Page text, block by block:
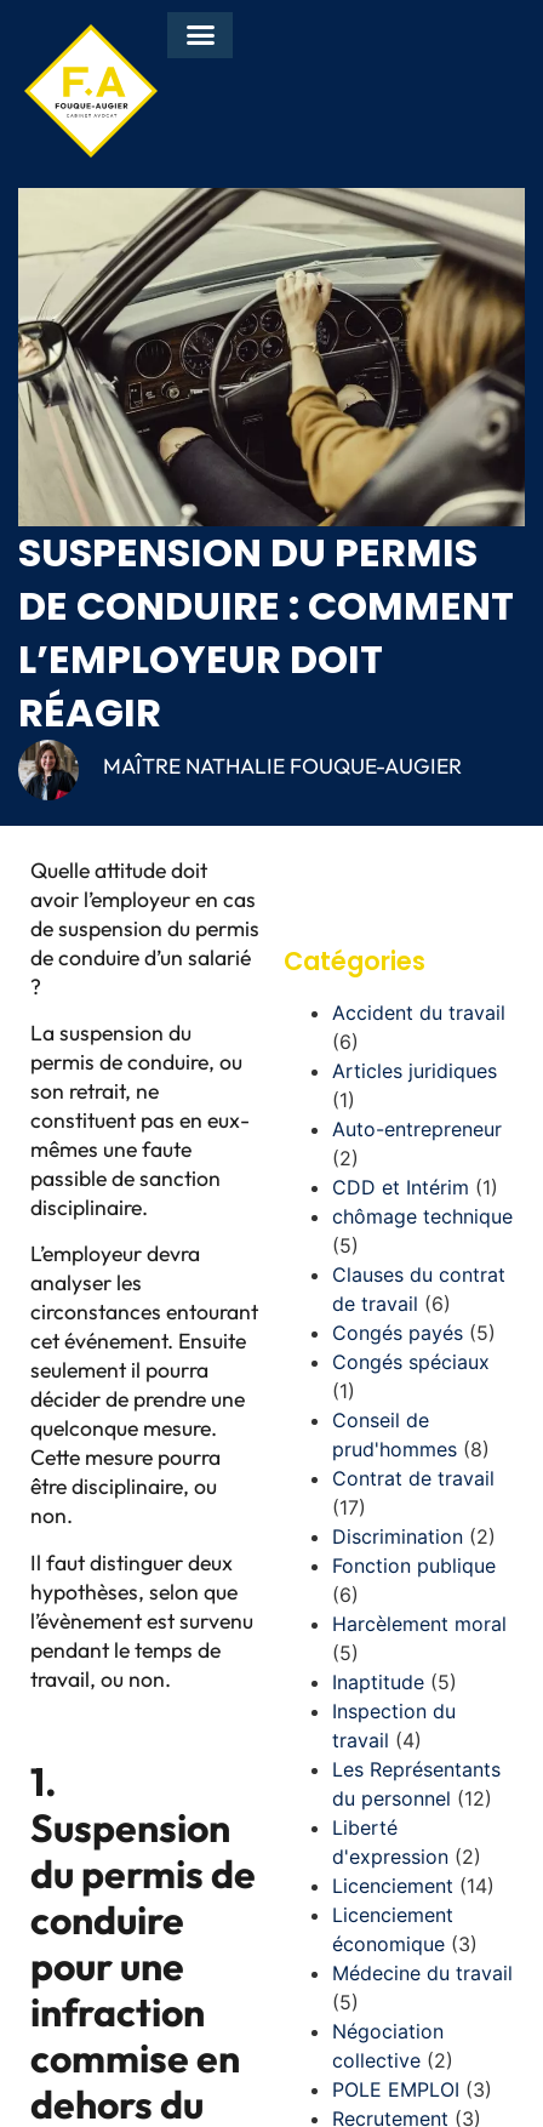
SUSPENSION DU PERMIS
DE CONDUIRE : COMMENT
L’EMPLOYEUR DOIT
RÉAGIR
MAÎTRE NATHALIE FOUQUE-AUGIER
Quelle attitude doit
avoir l’employeur en cas
de suspension du permis
de conduire d’un salarié
?
La suspension du
permis de conduire, ou
son retrait, ne
constituent pas en eux-
mêmes une faute
passible de sanction
disciplinaire.
L’employeur devra
analyser les
circonstances entourant
cet événement. Ensuite
seulement il pourra
décider de prendre une
quelconque mesure.
Cette mesure pourra
être disciplinaire, ou
non.
Il faut distinguer deux
hypothèses, selon que
l’évènement est survenu
pendant le temps de
travail, ou non.
1.
Suspension
du permis de
conduire
pour une
infraction
commise en
dehors du
Catégories
Accident du travail
(6)
Articles juridiques
(1)
Auto-entrepreneur
(2)
CDD et Intérim (1)
chômage technique
(5)
Clauses du contrat
de travail (6)
Congés payés (5)
Congés spéciaux
(1)
Conseil de
prud'hommes (8)
Contrat de travail
(17)
Discrimination (2)
Fonction publique
(6)
Harcèlement moral
(5)
Inaptitude (5)
Inspection du
travail (4)
Les Représentants
du personnel (12)
Liberté
d'expression (2)
Licenciement (14)
Licenciement
économique (3)
Médecine du travail
(5)
Négociation
collective (2)
POLE EMPLOI (3)
Recrutement (3)